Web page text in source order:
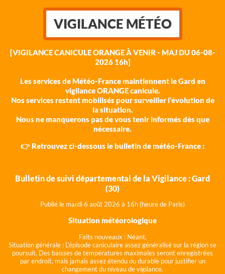
VIGILANCE MÉTÉO
[VIGILANCE CANICULE ORANGE À VENIR - MAJ DU 06-08-
2026 16h]
Les services de Météo-France maintiennent le Gard en
vigilance ORANGE canicule.
Nos services restent mobilisés pour surveiller l'évolution de
la situation.
Nous ne manquerons pas de vous tenir informés dès que
nécessaire.
👉 Retrouvez ci-dessous le bulletin de météo-France :
Bulletin de suivi départemental de la Vigilance : Gard
(30)
Publié le mardi 6 août 2026 à 16h (heure de Paris)
Situation météorologique
Faits nouveaux : Néant.
Situation générale : L'épisode caniculaire assez généralisé sur la région se
poursuit. Des baisses de températures maximales seront enregistrées
par endroit, mais jamais assez étendu ou durable pour justifier un
changement du niveau de vigilance.